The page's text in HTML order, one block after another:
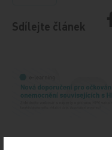
Sdílejte článek